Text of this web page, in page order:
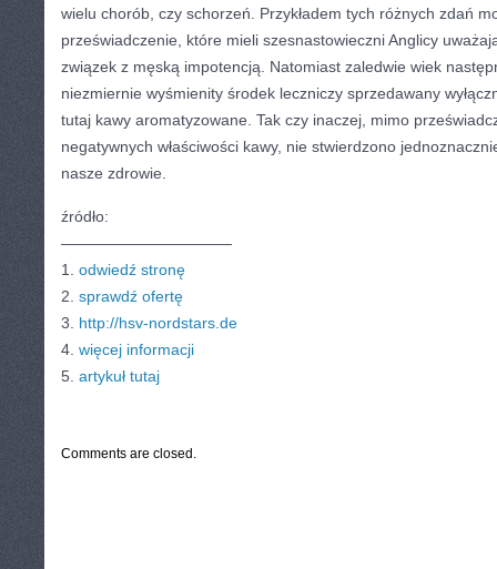
wielu chorób, czy schorzeń. Przykładem tych różnych zdań
przeświadczenie, które mieli szesnastowieczni Anglicy
związek z męską impotencją. Natomiast zaledwie wiek
niezmiernie wyśmienity środek leczniczy sprzedawany
tutaj kawy aromatyzowane. Tak czy inaczej, mimo
negatywnych właściwości kawy, nie stwierdzono
nasze zdrowie.
źródło:
———————————
1. odwiedź stronę
2. sprawdź ofertę
3. http://hsv-nordstars.de
4. więcej informacji
5. artykuł tutaj
Comments are closed.